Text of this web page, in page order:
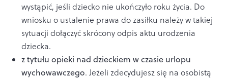
wystąpić, jeśli dziecko nie ukończyło roku życia. Do
wniosku o ustalenie prawa do zasiłku należy w takiej
sytuacji dołączyć skrócony odpis aktu urodzenia
dziecka.
z tytułu opieki nad dzieckiem w czasie urlopu
wychowawczego. Jeżeli zdecydujesz się na osobistą